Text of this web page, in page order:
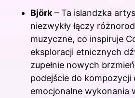
Björk – Ta islandzka
niezwykły łączy
muzyczne, co inspiruje
eksploracji etnicznych
zupełnie nowych
podejście do kompozycji
emocjonalne wykonania